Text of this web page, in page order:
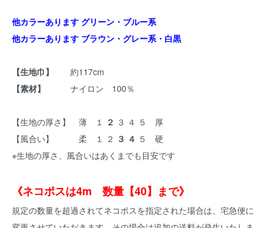
他カラーあります グリーン・ブルー系
他カラーあります ブラウン・グレー系・白黒
【生地巾】
約117cm
【素材】
ナイロン 100％
【生地の厚さ】 薄 １ ２ ３ ４ ５ 厚
【風合い】 柔 １ ２ ３ ４ ５ 硬
※生地の厚さ、風合いはあくまでも目安です
《ネコポスは4m 数量【40】まで》
規定の数量を超過されてネコポスを指定された場合は、宅急便に